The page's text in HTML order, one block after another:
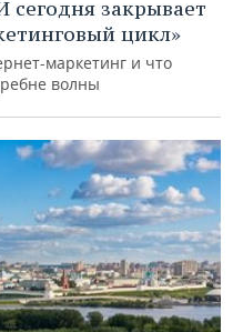
закрывает
цикл»
маркетинг и что
волны